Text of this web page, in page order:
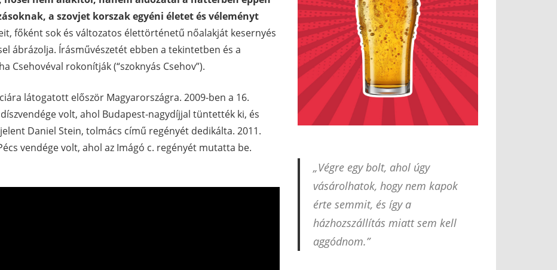
a szovjet korszak egyéni életet és véleményt
főként sok és változatos élettörténetű nőalakját kesernyés
ábrázolja. Írásművészetét ebben a tekintetben és a
Csehovéval rokonítják (“szoknyás Csehov”).
látogatott először Magyarországra. 2009-ben a 16.
volt, ahol Budapest-nagydíjjal tüntették ki, és
Daniel Stein, tolmács című regényét dedikálta. 2011.
vendége volt, ahol az Imágó c. regényét mutatta be.
„Végre egy bolt, ahol úgy
vásárolhatok, hogy nem kapok
érte semmit, és így a
házhozszállítás miatt sem kell
aggódnom.”